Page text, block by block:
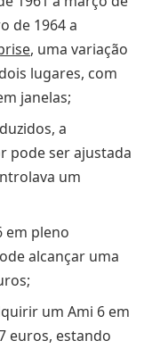
de 1964 a
, uma variação
lugares, com
janelas;
a
pode ser ajustada
um
em pleno
alcançar uma
um Ami 6 em
euros, estando